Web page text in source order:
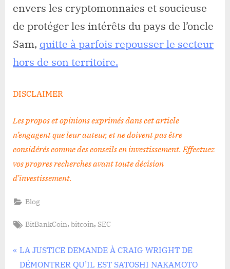
envers les cryptomonnaies et soucieuse
de protéger les intérêts du pays de l’oncle
Sam, quitte à parfois repousser le secteur
hors de son territoire.
DISCLAIMER
Les propos et opinions exprimés dans cet article
n’engagent que leur auteur, et ne doivent pas être
considérés comme des conseils en investissement. Effectuez
vos propres recherches avant toute décision
d’investissement.
Blog
Tags:
BitBankCoin,bitcoin, SEC
Navigation
P
r
LA JUSTICE DEMANDE À CRAIG WRIGHT DE
DÉMONTRER QU’IL EST SATOSHI NAKAMOTO